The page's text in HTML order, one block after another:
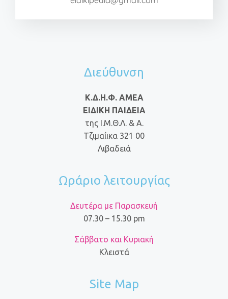
Διεύθυνση
Κ.Δ.Η.Φ. ΑΜΕΑ
ΕΙΔΙΚΗ ΠΑΙΔΕΙΑ
της Ι.Μ.Θ.Λ. & Α.
Τζιμαίικα 321 00
Λιβαδειά
Ωράριο λειτουργίας
Δευτέρα με Παρασκευή
07.30 – 15.30 pm
Σάββατο και Κυριακή
Κλειστά
Site Map